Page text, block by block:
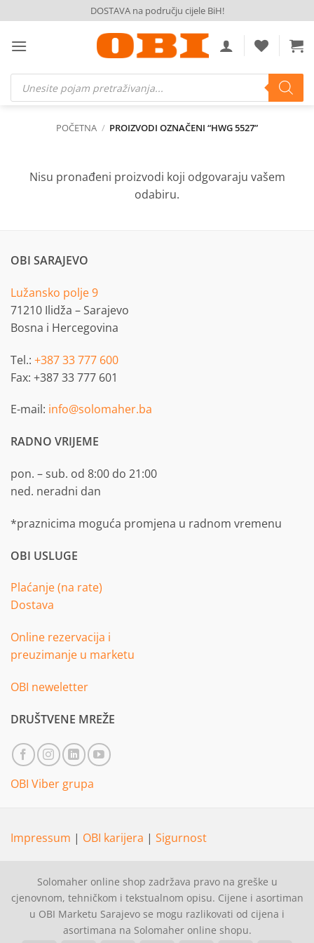
to
content
DOSTAVA na području cijele BiH!
Products
search
POČETNA / PROIZVODI OZNAČENI “HWG 5527”
Nisu pronađeni proizvodi koji odgovaraju vašem
odabiru.
OBI SARAJEVO
Lužansko polje 9
71210 Ilidža – Sarajevo
Bosna i Hercegovina
Tel.: +387 33 777 600
Fax: +387 33 777 601
E-mail: info@solomaher.ba
RADNO VRIJEME
pon. – sub. od 8:00 do 21:00
ned. neradni dan
*praznicima moguća promjena u radnom vremenu
OBI USLUGE
Plaćanje (na rate)
Dostava
Online rezervacija i
preuzimanje u marketu
OBI neweletter
DRUŠTVENE MREŽE
OBI Viber grupa
Impressum | OBI karijera | Sigurnost
Solomaher online shop zadržava pravo na greške u
cjenovnom, tehničkom i tekstualnom opisu. Cijene i asortiman
u OBI Marketu Sarajevo se mogu razlikovati od cijena i
asortimana na Solomaher online shopu.